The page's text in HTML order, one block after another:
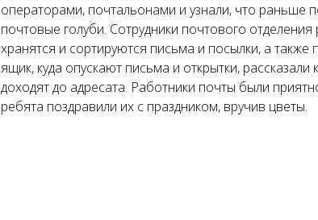
операторами, почтальонами и узнали, что раньше
почтовые голуби. Сотрудники почтового отделения
хранятся и сортируются письма и посылки, а также
ящик, куда опускают письма и открытки,
доходят до адресата. Работники почты были
ребята поздравили их с праздником, вручив цветы.